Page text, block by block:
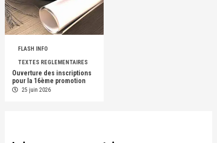
FLASH INFO
TEXTES REGLEMENTAIRES
Ouverture des inscriptions
pour la 16ème promotion
25 juin 2026